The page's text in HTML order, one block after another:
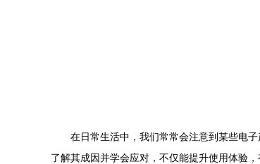
在日常生活中，我们常常会注意到某些电
了解其成因并学会应对，不仅能提升使用体验